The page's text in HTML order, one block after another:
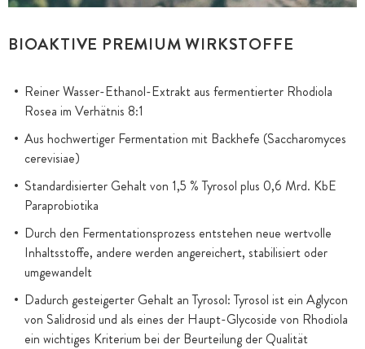
BIOAKTIVE PREMIUM WIRKSTOFFE
Reiner Wasser-Ethanol-Extrakt aus fermentierter Rhodiola
Rosea im Verhätnis 8:1
Aus hochwertiger Fermentation mit Backhefe (Saccharomyces
cerevisiae)
Standardisierter Gehalt von 1,5 % Tyrosol plus 0,6 Mrd. KbE
Paraprobiotika
Durch den Fermentationsprozess entstehen neue wertvolle
Inhaltsstoffe, andere werden angereichert, stabilisiert oder
umgewandelt
Dadurch gesteigerter Gehalt an Tyrosol: Tyrosol ist ein Aglycon
von Salidrosid und als eines der Haupt-Glycoside von Rhodiola
ein wichtiges Kriterium bei der Beurteilung der Qualität